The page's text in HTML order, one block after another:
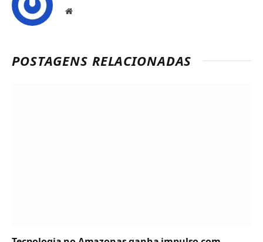
Website
POSTAGENS RELACIONADAS